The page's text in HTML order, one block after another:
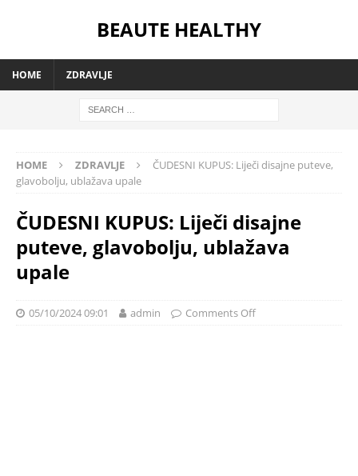
BEAUTE HEALTHY
HOME ZDRAVLJE
HOME ZDRAVLJE
ČUDESNI KUPUS: Liječi disajne puteve,
glavobolju, ublažava upale
ČUDESNI KUPUS: Liječi disajne
puteve, glavobolju, ublažava
upale
05/10/2024 09:01 admin Comments Off